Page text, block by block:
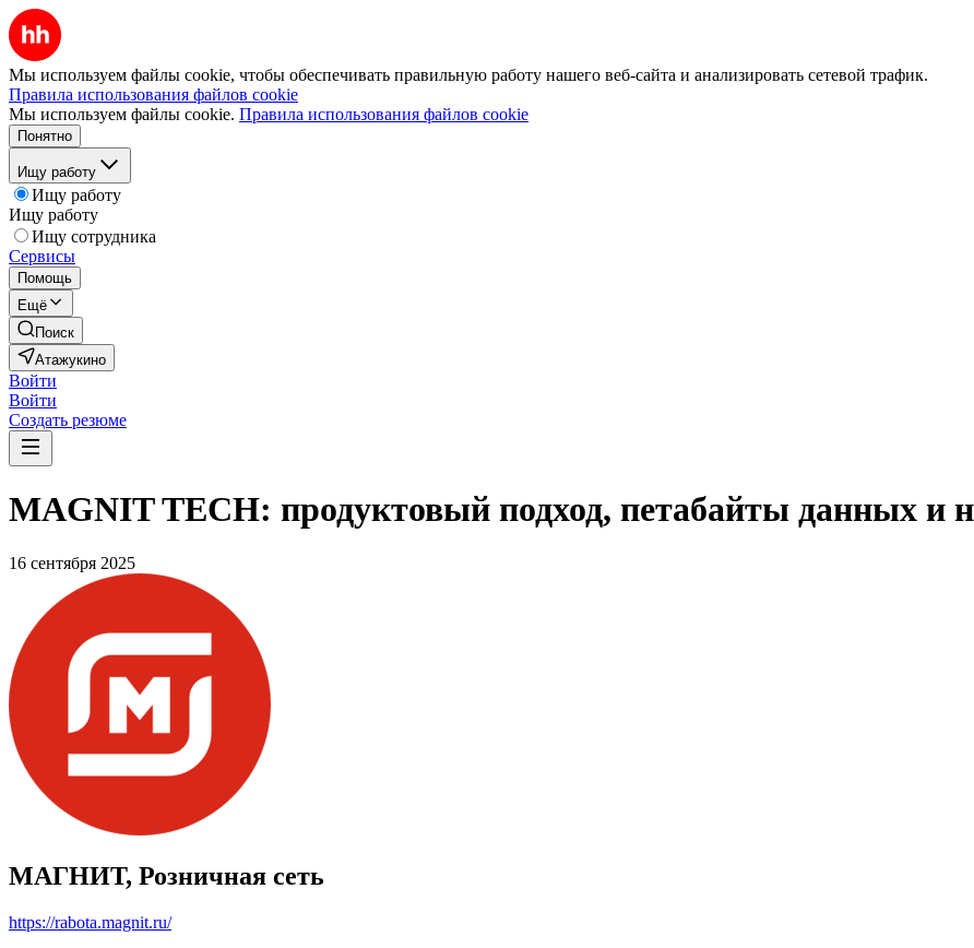
Мы используем файлы cookie, чтобы обеспечивать правильную работу нашего веб-сайта и анализировать сетевой трафик.
Правила использования файлов cookie
Мы используем файлы cookie. Правила использования файлов cookie
Понятно
Ищу работу
Ищу работу
Ищу работу
Ищу сотрудника
Сервисы
Помощь
Ещё
Поиск
Атажукино
Войти
Войти
Создать резюме
MAGNIT TECH: продуктовый подход, петабайты данных и
16 сентября 2025
МАГНИТ, Розничная сеть
https://rabota.magnit.ru/